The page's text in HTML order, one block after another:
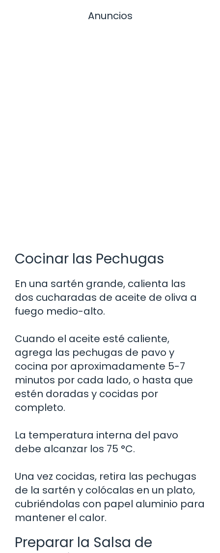
Anuncios
Cocinar las Pechugas
En una sartén grande, calienta las
dos cucharadas de aceite de oliva a
fuego medio-alto.
Cuando el aceite esté caliente,
agrega las pechugas de pavo y
cocina por aproximadamente 5-7
minutos por cada lado, o hasta que
estén doradas y cocidas por
completo.
La temperatura interna del pavo
debe alcanzar los 75 °C.
Una vez cocidas, retira las pechugas
de la sartén y colócalas en un plato,
cubriéndolas con papel aluminio para
mantener el calor.
Preparar la Salsa de